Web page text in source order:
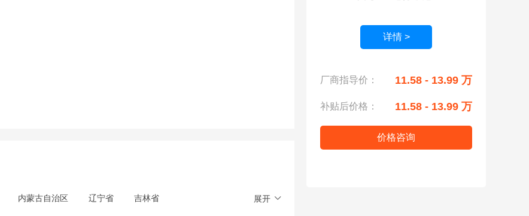
展开
内蒙古自治区 辽宁省 吉林省
详情 >
厂商指导价： 11.58 - 13.99 万
补贴后价格： 11.58 - 13.99 万
价格咨询